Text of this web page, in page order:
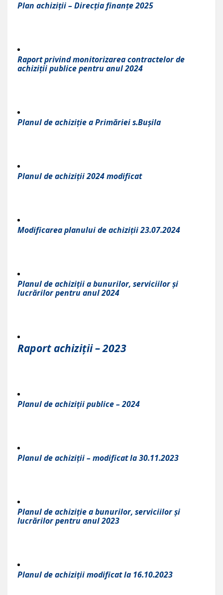
Plan achiziții – Direcția finanțe 2025
Raport privind monitorizarea contractelor de
achiziții publice pentru anul 2024
Planul de achiziție a Primăriei s.Bușila
Planul de achiziții 2024 modificat
Modificarea planului de achiziții 23.07.2024
Planul de achiziții a bunurilor, serviciilor și
lucrărilor pentru anul 2024
Raport achiziții – 2023
Planul de achiziții publice – 2024
Planul de achiziții – modificat la 30.11.2023
Planul de achiziție a bunurilor, serviciilor și
lucrărilor pentru anul 2023
Planul de achiziții modificat la 16.10.2023